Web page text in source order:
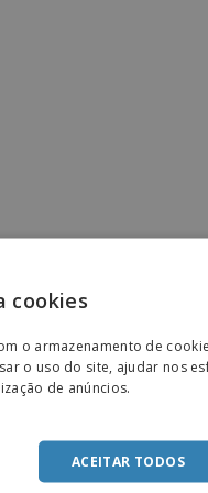
cookies
o armazenamento de
o uso do site, ajudar nos
de anúncios.
ACEITAR TODOS